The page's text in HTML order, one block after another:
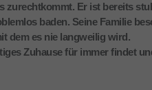
zurechtkommt. Er ist bereits
baden. Seine Familie
dem es nie langweilig wird.
Zuhause für immer findet